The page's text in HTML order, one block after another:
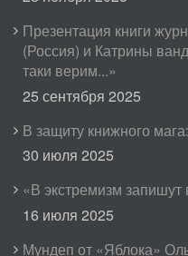
Презентация книги
(Россия) и Катрины
таки верим...»
25 сентября 2025
В защиту книжного
30 июля 2025
«В экстремизм
16 июля 2025
Мундеп от «Яблока»